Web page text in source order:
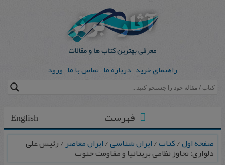
راهنمای خرید درباره ما تماس با ما ورود
English فهرست
صفحه اول/کتاب/ایران شناسی/ایران معاصر/ رئیس‌ علی‌
دلواری‌: تجاوز نظامی‌ بریتانیا و مقاومت‌ جنوب‌